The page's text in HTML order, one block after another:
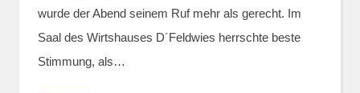
wurde der Abend seinem Ruf mehr als gerecht. Im
Saal des Wirtshauses D´Feldwies herrschte beste
Stimmung, als…